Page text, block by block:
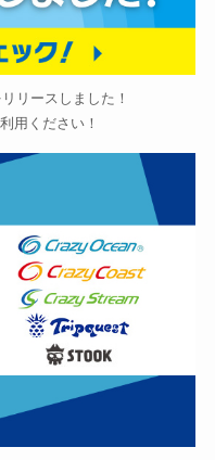
リースしました！
用ください！